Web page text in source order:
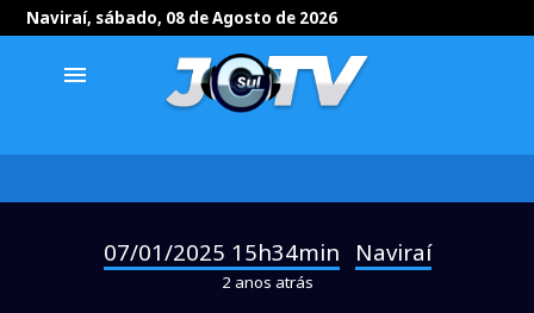
Naviraí, sábado, 08 de Agosto de 2026
menu
07/01/2025 15h34min Naviraí
2 anos atrás